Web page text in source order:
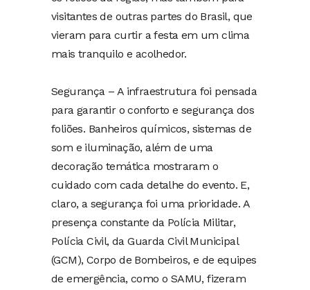
visitantes de outras partes do Brasil, que
vieram para curtir a festa em um clima
mais tranquilo e acolhedor.
Segurança – A infraestrutura foi pensada
para garantir o conforto e segurança dos
foliões. Banheiros químicos, sistemas de
som e iluminação, além de uma
decoração temática mostraram o
cuidado com cada detalhe do evento. E,
claro, a segurança foi uma prioridade. A
presença constante da Polícia Militar,
Polícia Civil, da Guarda Civil Municipal
(GCM), Corpo de Bombeiros, e de equipes
de emergência, como o SAMU, fizeram